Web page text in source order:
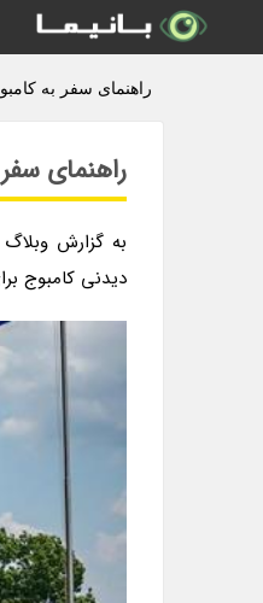
راهنمای سفر به
راهنمای
به گزارش وبلاگ
دیدنی کامبوج